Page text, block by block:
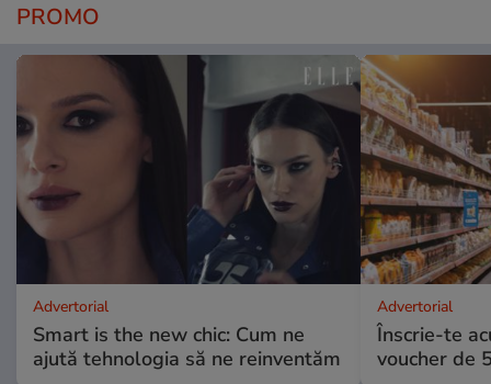
PROMO
Advertorial
Smart is the new chic: Cum ne
ajută tehnologia să ne reinventăm
Advertorial
Înscrie-te
voucher de